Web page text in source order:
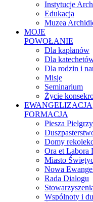
Instytucje
Edukacja
Muzea
MOJE
POWOŁANIE
Dla kapłanów
Dla
Dla rodzin i
Misje
Seminarium
Życie
EWANGELIZACJA
FORMACJA
Piesza
Domy
Ora et Labora
Miasto
Nowa
Rada Dialogu
Wspólnoty i